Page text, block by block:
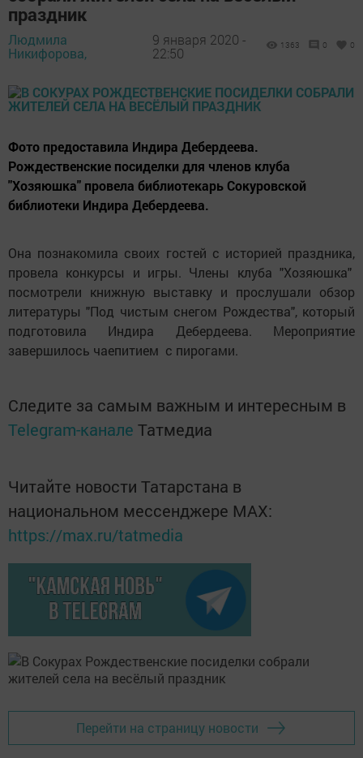
праздник
Людмила
Никифорова,
9 января 2020 -
22:50
1363 0 0
Фото предоставила Индира Дебердеева.
Рождественские посиделки для членов клуба
"Хозяюшка" провела библиотекарь Сокуровской
библиотеки Индира Дебердеева.
Она познакомила своих гостей с историей праздника,
провела конкурсы и игры. Члены клуба "Хозяюшка"
посмотрели книжную выставку и прослушали обзор
литературы "Под чистым снегом Рождества", который
подготовила Индира Дебердеева. Мероприятие
завершилось чаепитием с пирогами.
Следите за самым важным и интересным в
Telegram-канале Татмедиа
Читайте новости Татарстана в
национальном мессенджере MАХ:
https://max.ru/tatmedia
Перейти на страницу новости